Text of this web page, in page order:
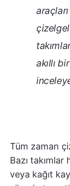
akıllı
Tüm zaman
Bazı
veya kağıt